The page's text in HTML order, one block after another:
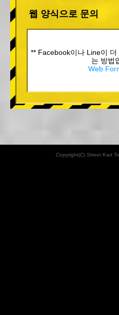
웹 양식으로 문의
** Facebook이나 Line이
는 방법
Web
Copyright(C) Street Kart